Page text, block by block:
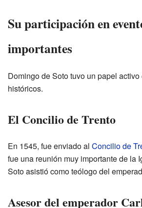
Su participación en
importantes
Domingo de Soto tuvo un papel
históricos.
El Concilio de Trento
En 1545, fue enviado al Concilio de
fue una reunión muy importante de la
Soto asistió como teólogo del
Asesor del emperador